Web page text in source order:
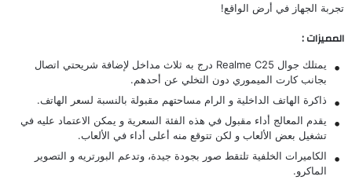
تجربة الجهاز في أرض الواقع!
المميزات :
يمتلك جوال Realme C25 درج به ثلاث مداخل لإضافة شريحتي اتصال
بجانب كارت الميموري دون التخلي عن أحدهم.
ذاكرة الهاتف الداخلية و الرام مساحتهم مقبولة بالنسبة لسعر الهاتف.
يقدم المعالج أداء مقبول في هذه الفئة السعرية و يمكن الاعتماد عليه في
تشغيل بعض الألعاب و لكن تتوقع منه أعلى أداء في الألعاب.
الكاميرات الخلفية تلتقط صور بجودة جيدة، وتدعم البورتريه و التصوير
الماكرو.